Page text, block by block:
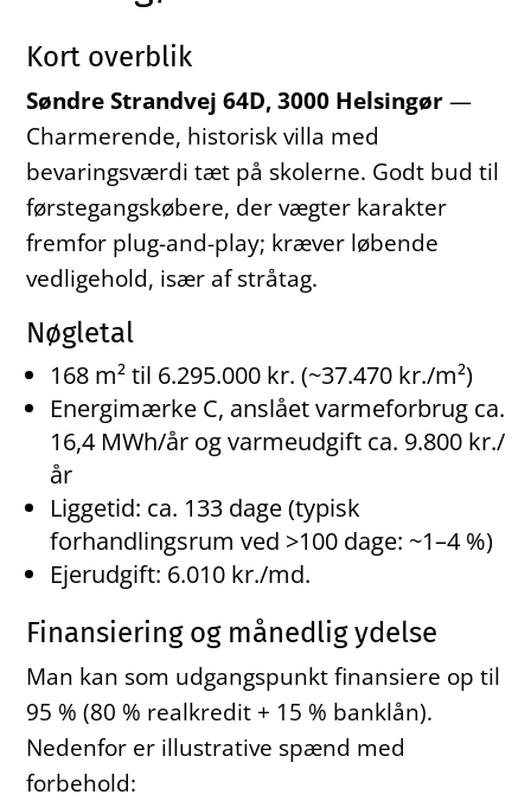
Kort overblik
Søndre Strandvej 64D, 3000 Helsingør—
Charmerende, historisk villa med
bevaringsværdi tæt på skolerne. Godt bud til
førstegangskøbere, der vægter karakter
fremfor plug-and-play; kræver løbende
vedligehold, især af stråtag.
Nøgletal
168 m² til 6.295.000 kr. (~37.470 kr./m²)
Energimærke C, anslået varmeforbrug ca.
16,4 MWh/år og varmeudgift ca. 9.800 kr./
år
Liggetid: ca. 133 dage (typisk
forhandlingsrum ved >100 dage: ~1–4 %)
Ejerudgift: 6.010 kr./md.
Finansiering og månedlig ydelse
Man kan som udgangspunkt finansiere op til
95 % (80 % realkredit + 15 % banklån).
Nedenfor er illustrative spænd med
forbehold: